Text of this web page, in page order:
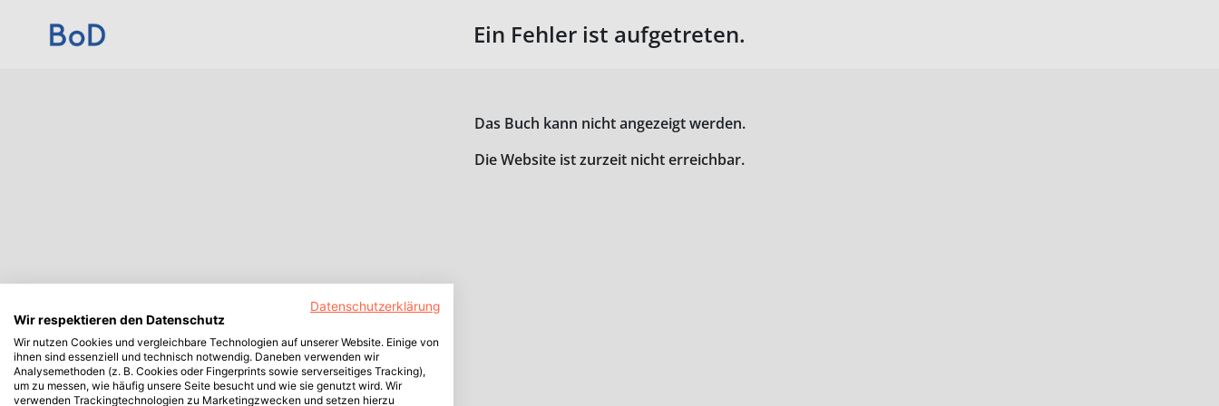
Ein Fehler ist aufgetreten.
Das Buch kann nicht angezeigt werden.
Die Website ist zurzeit nicht erreichbar.
Datenschutzerklärung
Wir respektieren den Datenschutz
Wir nutzen Cookies und vergleichbare Technologien auf unserer Website. Einige von
ihnen sind essenziell und technisch notwendig. Daneben verwenden wir
Analysemethoden (z. B. Cookies oder Fingerprints sowie serverseitiges Tracking),
um zu messen, wie häufig unsere Seite besucht und wie sie genutzt wird. Wir
verwenden Trackingtechnologien zu Marketingzwecken und setzen hierzu